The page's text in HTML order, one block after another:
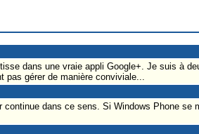
dans une vraie appli Google+. Je suis à
gérer de manière conviviale...
continue dans ce sens. Si Windows Phone se